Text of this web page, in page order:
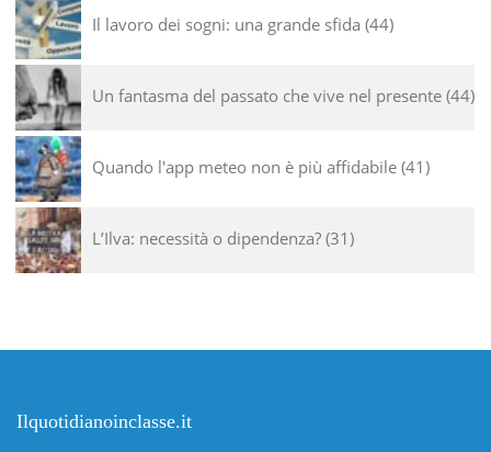
Il lavoro dei sogni: una grande sfida 44
Un fantasma del passato che vive nel presente 44
Quando l'app meteo non è più affidabile 41
L’Ilva: necessità o dipendenza? 31
Ilquotidianoinclasse.it